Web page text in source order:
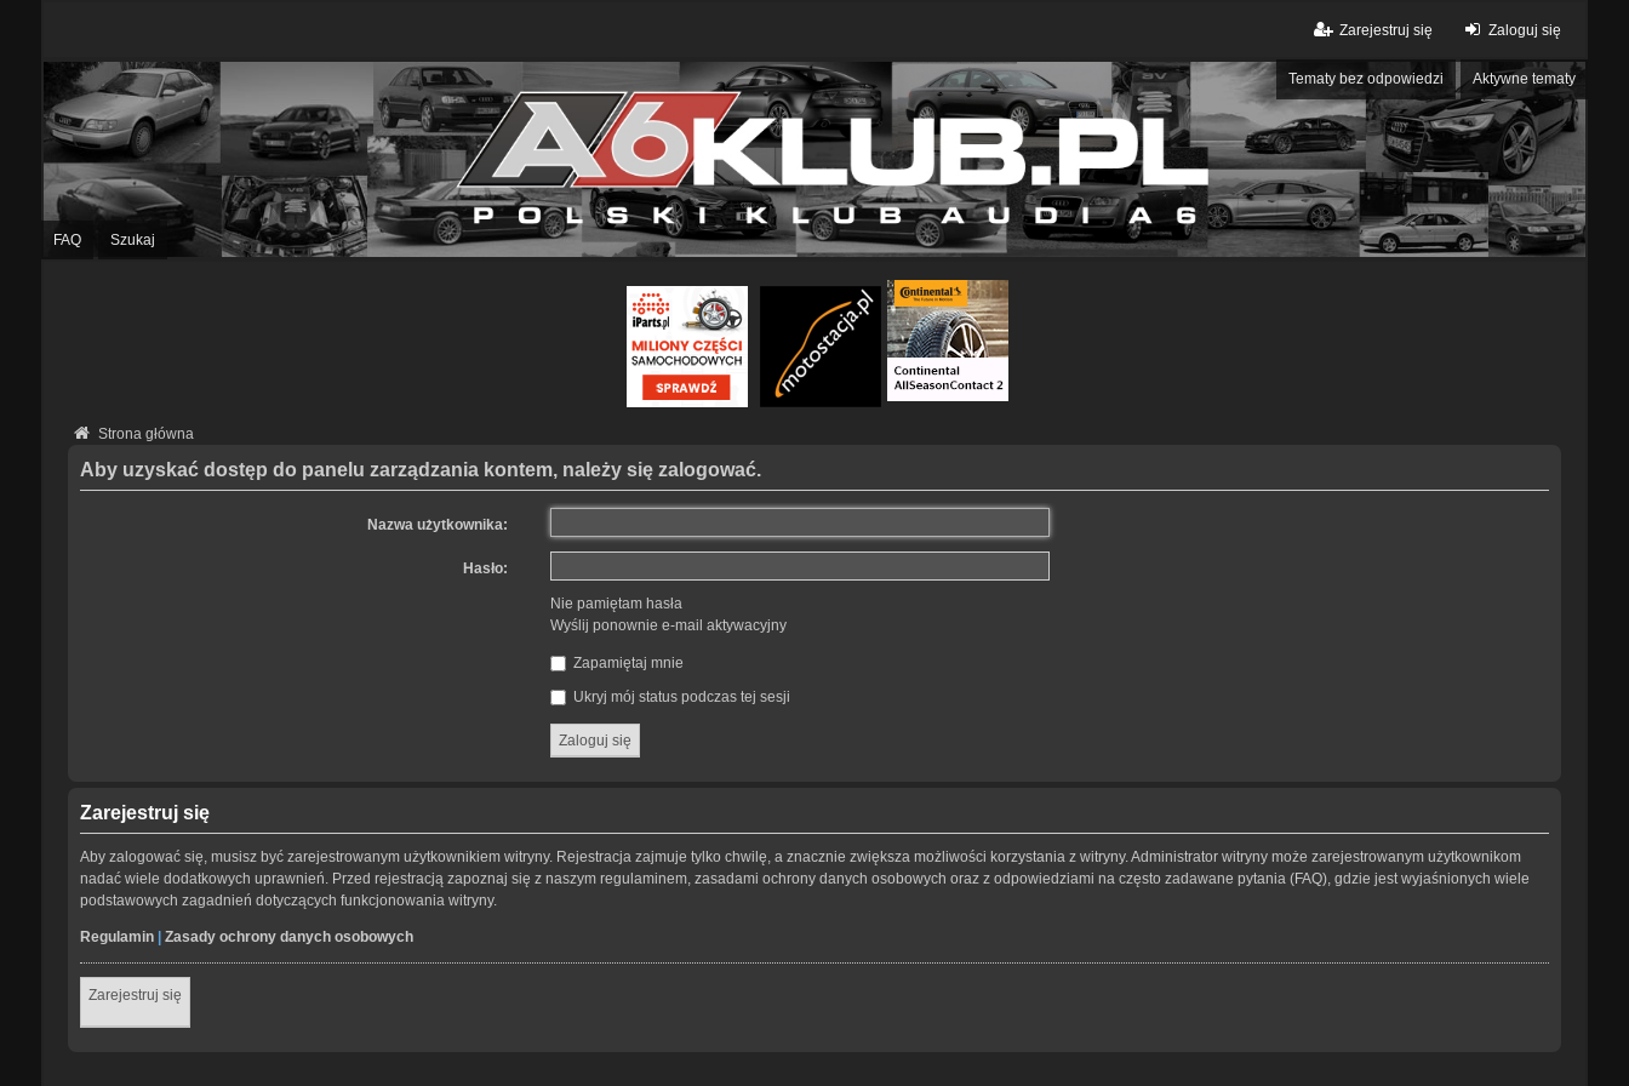
Zaloguj się
Zarejestruj się
Tematy bez odpowiedzi Aktywne tematy
FAQ Szukaj
Strona główna
Aby uzyskać dostęp do panelu zarządzania kontem, należy się zalogować.
Nazwa użytkownika:
Hasło:
Nie pamiętam hasła
Wyślij ponownie e-mail aktywacyjny
Zapamiętaj mnie
Ukryj mój status podczas tej sesji
Zarejestruj się
Aby zalogować się, musisz być zarejestrowanym użytkownikiem witryny. Rejestracja zajmuje tylko chwilę, a znacznie zwiększa możliwości korzystania z witryny. Administrator witryny może zarejestrowanym użytkownikom
nadać wiele dodatkowych uprawnień. Przed rejestracją zapoznaj się z naszym regulaminem, zasadami ochrony danych osobowych oraz z odpowiedziami na często zadawane pytania (FAQ), gdzie jest wyjaśnionych wiele
podstawowych zagadnień dotyczących funkcjonowania witryny.
Regulamin| Zasady ochrony danych osobowych
Zarejestruj się